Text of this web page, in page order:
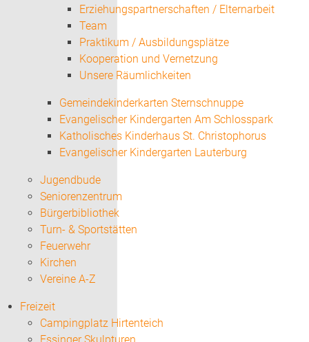
Erziehungspartnerschaften / Elternarbeit
Team
Praktikum / Ausbildungsplätze
Kooperation und Vernetzung
Unsere Räumlichkeiten
Gemeindekinderkarten Sternschnuppe
Evangelischer Kindergarten Am Schlosspark
Katholisches Kinderhaus St. Christophorus
Evangelischer Kindergarten Lauterburg
Jugendbude
Seniorenzentrum
Bürgerbibliothek
Turn- & Sportstätten
Feuerwehr
Kirchen
Vereine A-Z
Freizeit
Campingplatz Hirtenteich